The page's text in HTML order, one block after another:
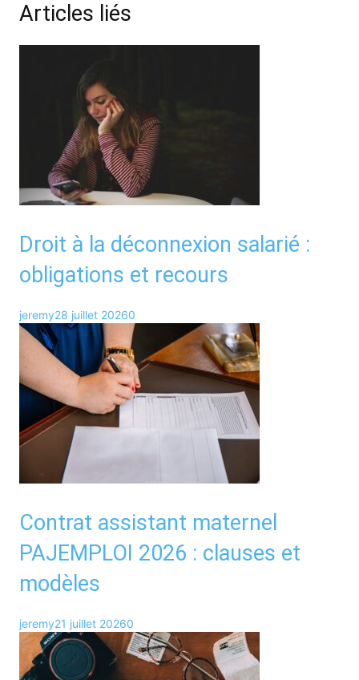
Articles liés
Droit à la déconnexion salarié :
obligations et recours
jeremy28 juillet 20260
Contrat assistant maternel
PAJEMPLOI 2026 : clauses et
modèles
jeremy21 juillet 20260